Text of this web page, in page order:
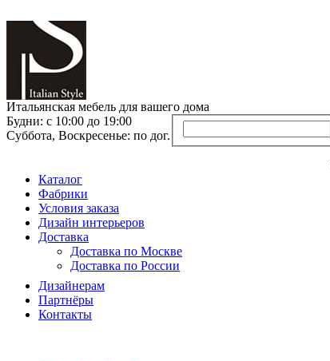
Итальянская мебель для вашего дома
Будни: с 10:00 до 19:00
Суббота, Воскресенье: по дог.
Каталог
Фабрики
Условия заказа
Дизайн интерьеров
Доставка
Доставка по Москве
Доставка по России
Дизайнерам
Партнёры
Контакты